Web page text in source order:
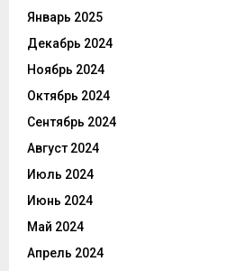
Январь 2025
Декабрь 2024
Ноябрь 2024
Октябрь 2024
Сентябрь 2024
Август 2024
Июль 2024
Июнь 2024
Май 2024
Апрель 2024